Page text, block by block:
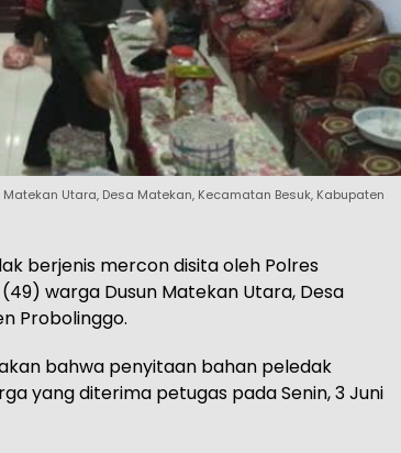
Utara, Desa Matekan, Kecamatan Besuk, Kabupaten
berjenis mercon disita oleh Polres
warga Dusun Matekan Utara, Desa
Probolinggo.
bahwa penyitaan bahan peledak
yang diterima petugas pada Senin, 3 Juni